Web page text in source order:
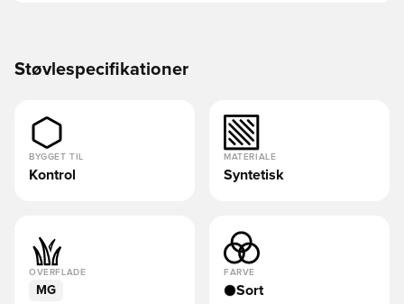
Støvlespecifikationer
BYGGET TIL
Kontrol
MATERIALE
Syntetisk
OVERFLADE
MG
FARVE
Sort